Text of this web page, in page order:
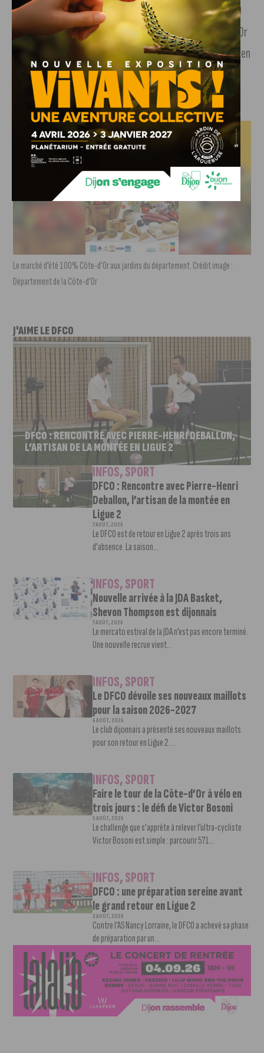
Le Marché de l’été 100% Côte-d’Or se déroulera du 30
juin au 1er juillet aux jardins du département de la Côte-d’Or
(23 boulevard de la Trémouille à Dijon),de 10h à 19h. Pour en
savoir plus sur les stands qui seront présents,direction le
site du Département de la Côte-d’Or (suivre notre lien)
Le marché d’été 100% Côte-d’Or aux jardins du département. Crédit image :
Département de la Côte-d’Or
J'AIME LE DFCO
DFCO : RENCONTRE AVEC PIERRE-HENRI DEBALLON,
L’ARTISAN DE LA MONTÉE EN LIGUE 2
INFOS,SPORT
DFCO : Rencontre avec Pierre-Henri
Deballon, l’artisan de la montée en
Ligue 2
7 AOÛT, 2026
Le DFCO est de retour en Ligue 2 après trois ans
d’absence. La saison...
INFOS,SPORT
Nouvelle arrivée à la JDA Basket,
Shevon Thompson est dijonnais
7 AOÛT, 2026
Le mercato estival de la JDA n’est pas encore terminé.
Une nouvelle recrue vient...
INFOS,SPORT
Le DFCO dévoile ses nouveaux maillots
pour la saison 2026-2027
6 AOÛT, 2026
Le club dijonnais a présenté ses nouveaux maillots
pour son retour en Ligue 2....
INFOS,SPORT
Faire le tour de la Côte-d’Or à vélo en
trois jours : le défi de Victor Bosoni
5 AOÛT, 2026
Le challenge que s’apprête à relever l’ultra-cycliste
Victor Bosoni est simple : parcourir 571...
INFOS,SPORT
DFCO : une préparation sereine avant
le grand retour en Ligue 2
3 AOÛT, 2026
Contre l’AS Nancy Lorraine, le DFCO a achevé sa phase
de préparation par un...